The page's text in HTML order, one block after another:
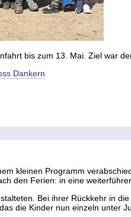
bis zum 13. Mai. Ziel war
Dankern
kleinen Programm
den Ferien: in eine
Bei ihrer Rückkehr in
die Kinder nun einzeln unter